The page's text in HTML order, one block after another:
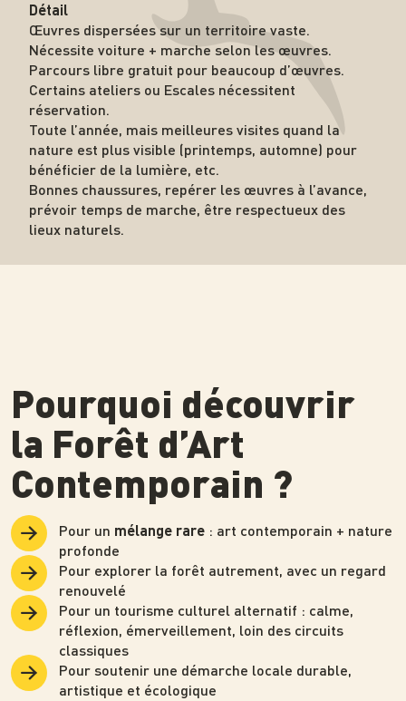
Détail
Œuvres dispersées sur un territoire vaste.
Nécessite voiture + marche selon les œuvres.
Parcours libre gratuit pour beaucoup d’œuvres.
Certains ateliers ou Escales nécessitent
réservation.
Toute l’année, mais meilleures visites quand la
nature est plus visible (printemps, automne) pour
bénéficier de la lumière, etc.
Bonnes chaussures, repérer les œuvres à l’avance,
prévoir temps de marche, être respectueux des
lieux naturels.
Pourquoi découvrir
la Forêt d’Art
Contemporain ?
Pour un mélange rare: art contemporain + nature
profonde
Pour explorer la forêt autrement, avec un regard
renouvelé
Pour un tourisme culturel alternatif : calme,
réflexion, émerveillement, loin des circuits
classiques
Pour soutenir une démarche locale durable,
artistique et écologique